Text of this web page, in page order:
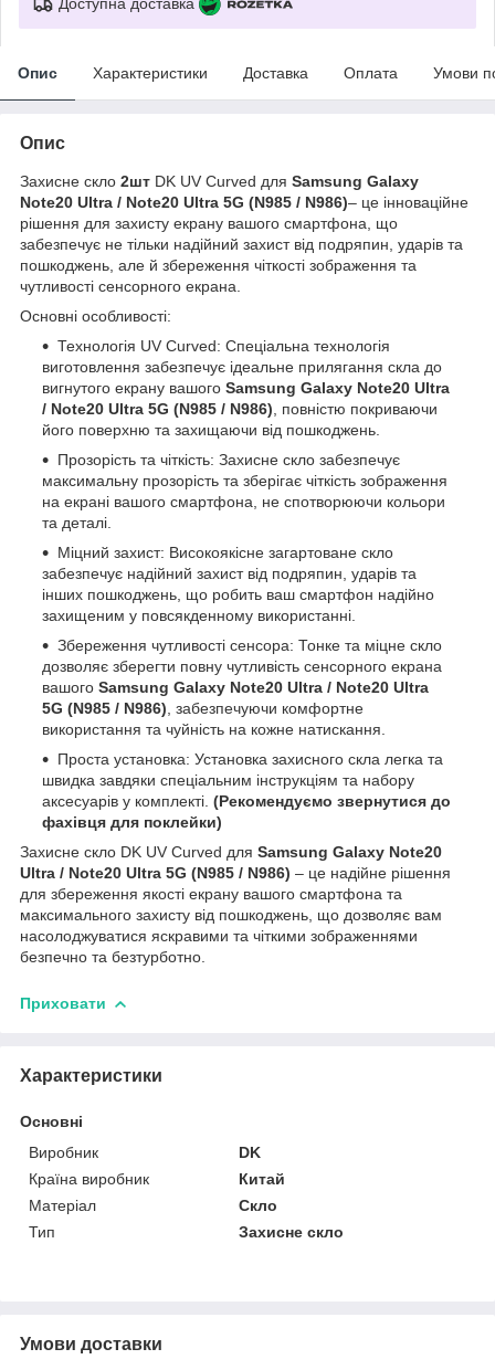
Опис Характеристики Доставка Оплата Умови
Опис
Захисне скло 2шт DK UV Curved для Samsung Galaxy
Note20 Ultra / Note20 Ultra 5G (N985 / N986)– це інноваційне
рішення для захисту екрану вашого смартфона, що
забезпечує не тільки надійний захист від подряпин, ударів та
пошкоджень, але й збереження чіткості зображення та
чутливості сенсорного екрана.
Основні особливості:
Технологія UV Curved: Спеціальна технологія
виготовлення забезпечує ідеальне прилягання скла до
вигнутого екрану вашого Samsung Galaxy Note20 Ultra
/ Note20 Ultra 5G (N985 / N986) , повністю покриваючи
його поверхню та захищаючи від пошкоджень.
Прозорість та чіткість: Захисне скло забезпечує
максимальну прозорість та зберігає чіткість зображення
на екрані вашого смартфона, не спотворюючи кольори
та деталі.
Міцний захист: Високоякісне загартоване скло
забезпечує надійний захист від подряпин, ударів та
інших пошкоджень, що робить ваш смартфон надійно
захищеним у повсякденному використанні.
Збереження чутливості сенсора: Тонке та міцне скло
дозволяє зберегти повну чутливість сенсорного екрана
вашого Samsung Galaxy Note20 Ultra / Note20 Ultra
5G (N985 / N986) , забезпечуючи комфортне
використання та чуйність на кожне натискання.
Проста установка: Установка захисного скла легка та
швидка завдяки спеціальним інструкціям та набору
аксесуарів у комплекті. (Рекомендуємо звернутися до
фахівця для поклейки)
Захисне скло DK UV Curved для Samsung Galaxy Note20
Ultra / Note20 Ultra 5G (N985 / N986) – це надійне рішення
для збереження якості екрану вашого смартфона та
максимального захисту від пошкоджень, що дозволяє вам
насолоджуватися яскравими та чіткими зображеннями
безпечно та безтурботно.
Приховати
Характеристики
Основні
Виробник
DK
Країна виробник
Китай
Матеріал
Скло
Тип
Захисне скло
Умови доставки